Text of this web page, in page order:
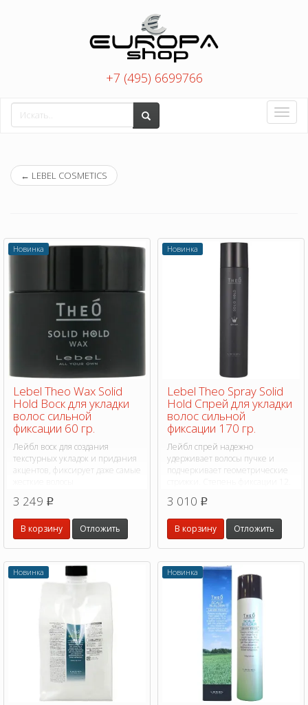
+7 (495) 6699766
Toggle
← LEBEL COSMETICS
Новинка
Lebel Theo Wax Solid
Hold Воск для укладки
волос сильной
фиксации 60 гр.
Лейбл воск для создания
текстурных укладок и придания
акцентов, фиксирует даже самые
3 249 p
В корзину Отложить
Новинка
Lebel Theo Spray Solid
Hold Спрей для укладки
волос сильной
фиксации 170 гр.
Лейбл спрей надежно
удерживает волосы пучке и
подчеркивает геометрические
3 010 p
В корзину Отложить
Новинка Новинка